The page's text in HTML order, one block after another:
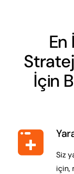
En
İçin
Siz
için,